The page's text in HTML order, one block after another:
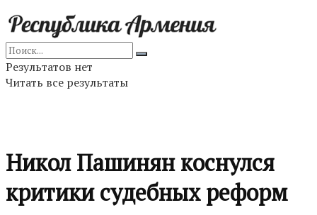
Результатов нет
Читать все результаты
Никол Пашинян коснулся
критики судебных реформ